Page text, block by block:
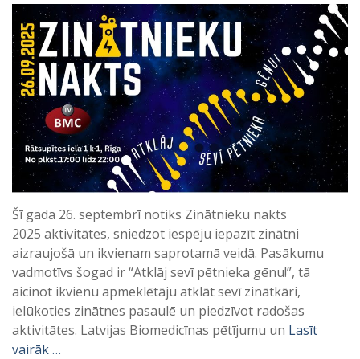
Šī gada 26. septembrī notiks Zinātnieku nakts
2025 aktivitātes, sniedzot iespēju iepazīt zinātni
aizraujošā un ikvienam saprotamā veidā. Pasākumu
vadmotīvs šogad ir “Atklāj sevī pētnieka gēnu!”, tā
aicinot ikvienu apmeklētāju atklāt sevī zinātkāri,
ielūkoties zinātnes pasaulē un piedzīvot radošas
aktivitātes. Latvijas Biomedicīnas pētījumu un Lasīt
vairāk …